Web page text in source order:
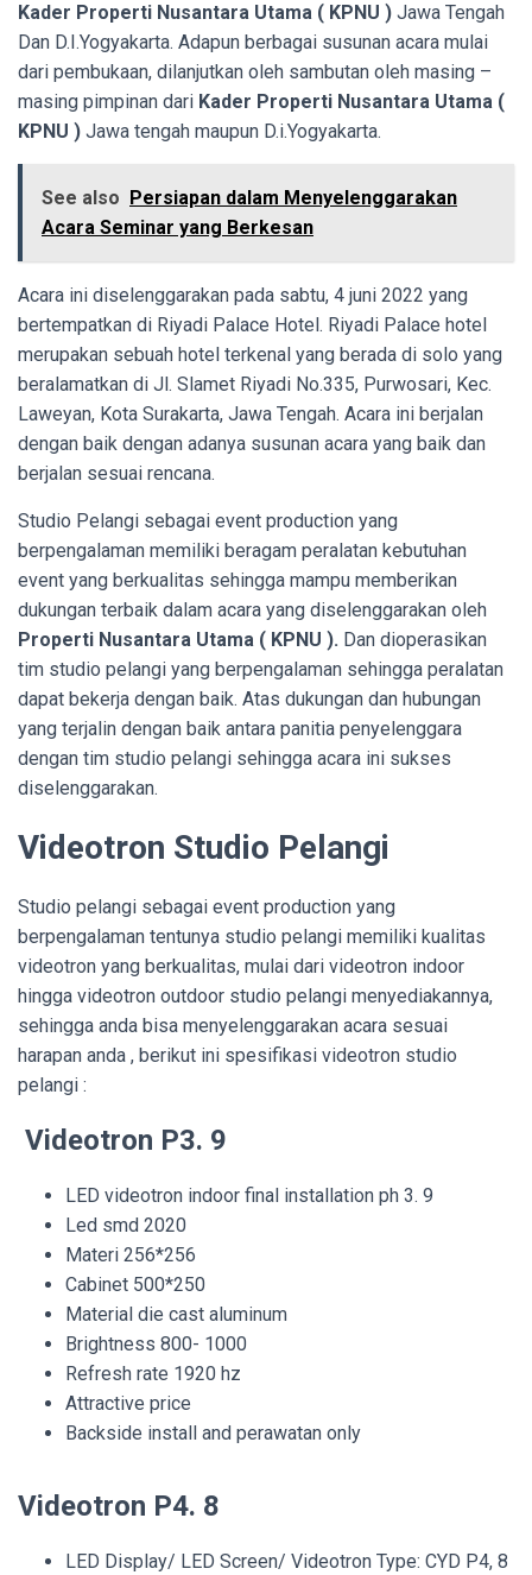
Kader Properti Nusantara Utama ( KPNU ) Jawa Tengah
Dan D.I.Yogyakarta. Adapun berbagai susunan acara mulai
dari pembukaan, dilanjutkan oleh sambutan oleh masing –
masing pimpinan dari Kader Properti Nusantara Utama (
KPNU ) Jawa tengah maupun D.i.Yogyakarta.
See also
Persiapan dalam Menyelenggarakan
Acara Seminar yang Berkesan
Acara ini diselenggarakan pada sabtu, 4 juni 2022 yang
bertempatkan di Riyadi Palace Hotel. Riyadi Palace hotel
merupakan sebuah hotel terkenal yang berada di solo yang
beralamatkan di Jl. Slamet Riyadi No.335, Purwosari, Kec.
Laweyan, Kota Surakarta, Jawa Tengah. Acara ini berjalan
dengan baik dengan adanya susunan acara yang baik dan
berjalan sesuai rencana.
Studio Pelangi sebagai event production yang
berpengalaman memiliki beragam peralatan kebutuhan
event yang berkualitas sehingga mampu memberikan
dukungan terbaik dalam acara yang diselenggarakan oleh
Properti Nusantara Utama ( KPNU ). Dan dioperasikan
tim studio pelangi yang berpengalaman sehingga peralatan
dapat bekerja dengan baik. Atas dukungan dan hubungan
yang terjalin dengan baik antara panitia penyelenggara
dengan tim studio pelangi sehingga acara ini sukses
diselenggarakan.
Videotron Studio Pelangi
Studio pelangi sebagai event production yang
berpengalaman tentunya studio pelangi memiliki kualitas
videotron yang berkualitas, mulai dari videotron indoor
hingga videotron outdoor studio pelangi menyediakannya,
sehingga anda bisa menyelenggarakan acara sesuai
harapan anda , berikut ini spesifikasi videotron studio
pelangi :
Videotron P3. 9
LED videotron indoor final installation ph 3. 9
Led smd 2020
Materi 256*256
Cabinet 500*250
Material die cast aluminum
Brightness 800- 1000
Refresh rate 1920 hz
Attractive price
Backside install and perawatan only
Videotron P4. 8
LED Display/ LED Screen/ Videotron Type: CYD P4, 8